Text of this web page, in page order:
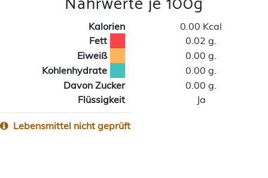
Kalorien
0.00 Kcal
Fett
0.02 g.
Eiweiß
0.00 g.
Kohlenhydrate
0.00 g.
Davon Zucker
0.00 g.
Flüssigkeit
Ja
Lebensmittel nicht geprüft